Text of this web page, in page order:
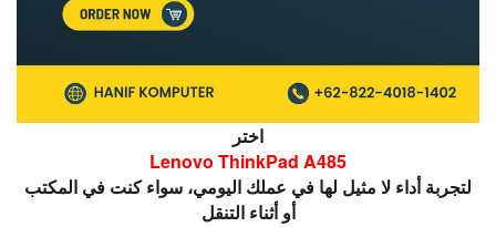
اختر
Lenovo ThinkPad A485
لتجربة أداء لا مثيل لها في عملك اليومي، سواء كنت في المكتب
أو أثناء التنقل